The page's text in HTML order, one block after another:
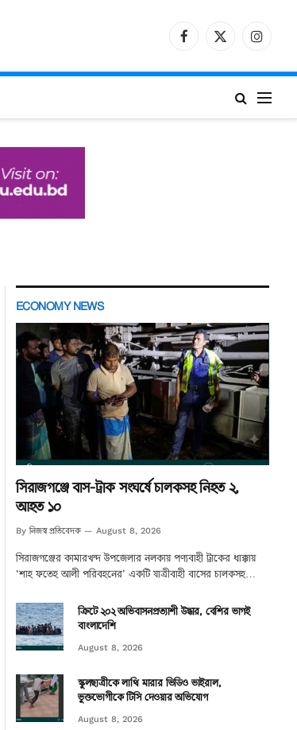
Facebook
X
ECONOMY NEWS
সিরাজগঞ্জে বাস-ট্রাক সংঘর্ষে চালকসহ নিহত ২,
আহত ১০
By নিজস্ব প্রতিবেদক August 8, 2026
সিরাজগঞ্জের কামারখন্দ উপজেলার নলকায় পণ্যবাহী ট্রাকের ধাক্কায়
‘শাহ ফতেহ আলী পরিবহনের’ একটি যাত্রীবাহী বাসের চালকসহ…
ক্রিটে ২০২ অভিবাসনপ্রত্যাশী উদ্ধার, বেশির ভাগই
বাংলাদেশি
August 8, 2026
স্কুলছাত্রীকে লাথি মারার ভিডিও ভাইরাল,
ভুক্তভোগীকে টিসি দেওয়ার অভিযোগ
August 8, 2026